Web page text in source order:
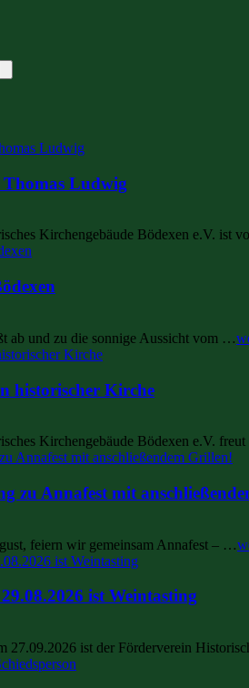
Ludwig
Kirchengebäude Bödexen e.V. ist
ab und zu die sonnige Aussicht vom …
historischer Kirche
Kirchengebäude Bödexen e.V.
zu Annafest mit
feiern wir gemeinsam Annafest – …
ist Weintasting
27.09.2026 ist der Förderverein